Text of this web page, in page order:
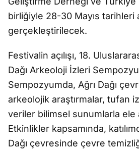
birliğiyle 28-30 Mayıs tarihleri
gerçekleştirilecek.
Festivalin açılışı, 18.
Dağı Arkeoloji İzleri
Sempozyumda, Ağrı Dağı
arkeolojik araştırmalar, tufan
veriler bilimsel sunumlarla ele
Etkinlikler kapsamında,
Dağı çevresinde çevre